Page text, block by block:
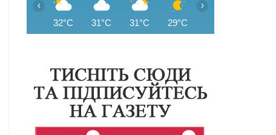
32°C 31°C 31°C 29°C
‹ ›